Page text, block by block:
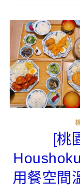
[桃
用餐空間